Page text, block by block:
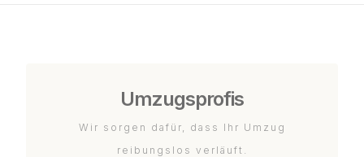
Umzugsprofis
Wir sorgen dafür, dass Ihr Umzug
reibungslos verläuft.